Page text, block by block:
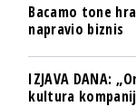
Bacamo tone
napravio biznis
IZJAVA DANA:
kultura